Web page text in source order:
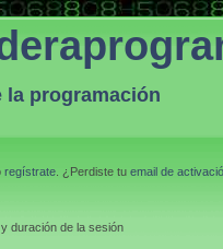
la programación
regístrate . ¿Perdiste tu email de
duración de la sesión